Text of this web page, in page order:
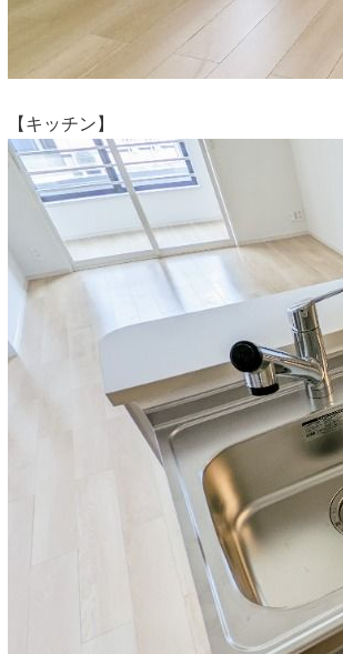
【キッチン】